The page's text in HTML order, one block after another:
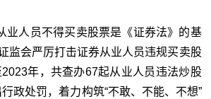
业人员不得买卖股票是《证券法》的基
监会严厉打击证券从业人员违规买卖股
年，共查办67起从业人员违法炒股
政处罚，着力构筑“不敢、不能、不想”